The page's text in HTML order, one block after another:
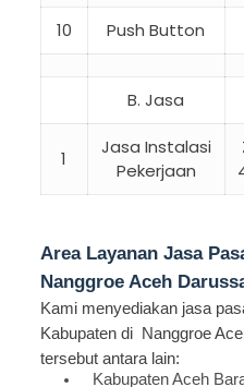
10 Push Button
B. Jasa
1
Jasa Instalasi
Pekerjaan
Area Layanan Jasa
Nanggroe Aceh
Kami menyediakan jasa
Kabupaten di Nanggroe
tersebut antara lain:
Kabupaten Aceh